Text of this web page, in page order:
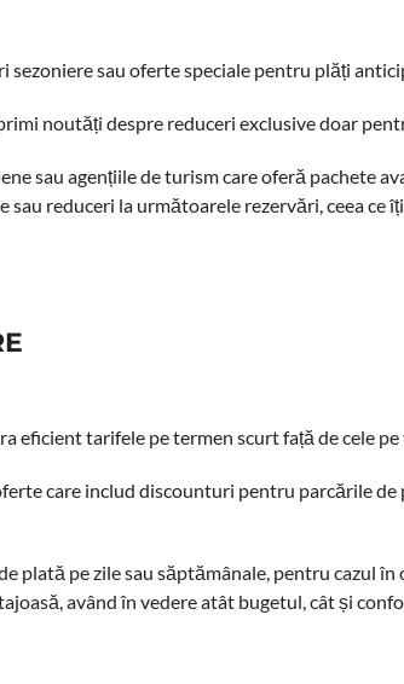
sau oferte speciale pentru plăți
noutăți despre reduceri exclusive doar
sau agențiile de turism care oferă pachete
reduceri la următoarele rezervări, ceea ce
eficient tarifele pe termen scurt față de cele
care includ discounturi pentru parcările de
plată pe zile sau săptămânale, pentru cazul în
având în vedere atât bugetul, cât și